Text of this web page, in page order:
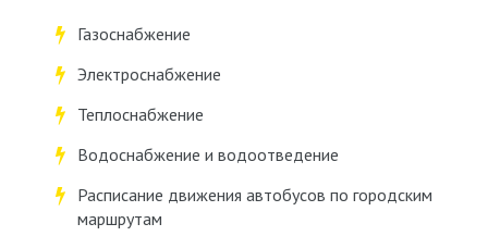
Газоснабжение
Электроснабжение
Теплоснабжение
Водоснабжение и водоотведение
Расписание движения автобусов по городским
маршрутам